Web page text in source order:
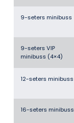
9-seters minibuss
9-seters VIP
minibuss (4×4)
12-seters minibuss
16-seters minibuss